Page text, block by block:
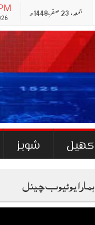
جمعہ‬‮, 23 صفر‬,1448ھ
کھیل شوبز
ہمارا یوٹیوب چینل